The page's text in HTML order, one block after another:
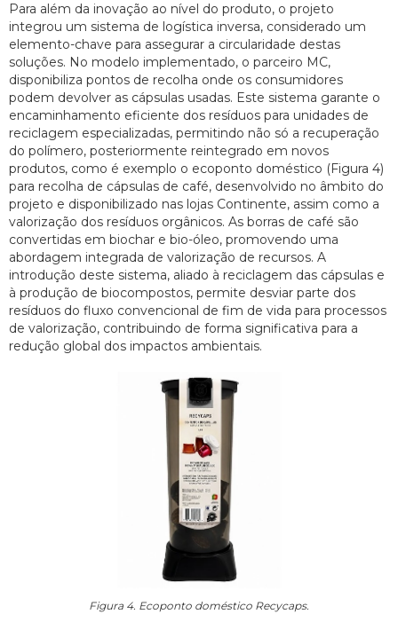
Para além da inovação ao nível do produto, o projeto
integrou um sistema de logística inversa, considerado um
elemento-chave para assegurar a circularidade destas
soluções. No modelo implementado, o parceiro MC,
disponibiliza pontos de recolha onde os consumidores
podem devolver as cápsulas usadas. Este sistema garante o
encaminhamento eficiente dos resíduos para unidades de
reciclagem especializadas, permitindo não só a recuperação
do polímero, posteriormente reintegrado em novos
produtos, como é exemplo o ecoponto doméstico (Figura 4)
para recolha de cápsulas de café, desenvolvido no âmbito do
projeto e disponibilizado nas lojas Continente, assim como a
valorização dos resíduos orgânicos. As borras de café são
convertidas em biochar e bio-óleo, promovendo uma
abordagem integrada de valorização de recursos. A
introdução deste sistema, aliado à reciclagem das cápsulas e
à produção de biocompostos, permite desviar parte dos
resíduos do fluxo convencional de fim de vida para processos
de valorização, contribuindo de forma significativa para a
redução global dos impactos ambientais.
Figura 4. Ecoponto doméstico Recycaps.